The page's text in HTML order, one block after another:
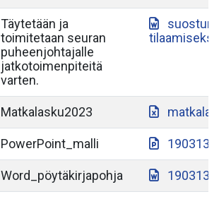
Täytetään ja
toimitetaan seuran
puheenjohtajalle
jatkotoimenpiteitä
varten.
Matkalasku2023
PowerPoint_malli 190313-
Word_pöytäkirjapohja 190313-